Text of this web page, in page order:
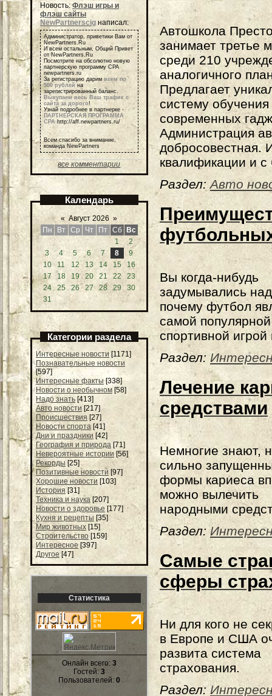
Новость:Флэш игры и
флэш сайты
NewPartnerscig написал:
Администратор, приветики Вам от
NewPartners.Ru
И всем остальным, Общий Привет
от NewPartners.Ru
Посмотрите на обсолютно новую
партнерскую программу СРА
newpartners.ru
За регистрацию дарим всем по
500 рублей на
зарегистрированный баланс.
Выкупаем весь Ваш трафик с
сайта за дорого!
Узнай подробнее в партнерке -
ПАРТНЕРСКАЯ ПРОГРАММА
СРАhttp://aff.newpartners.ru/
Всем спасибо за внимание,
команда NewPartners
все комментарии
Календарь
« Август 2026 »
Пн
Вт Ср Чт Пт Сб Вс
1
2
3
4 5 6 7 8
9
10
11 12 13 14 15
16
17
18 19 20 21 22
23
24
25 26 27 28 29
30
31
Категории раздела
Интересные новости [1171]
Познавательные новости
[597]
Интересные факты [338]
Новости о необычном [58]
Надо знать [413]
Авто новости [217]
Происшествия [27]
Новости спорта [41]
Дни и праздники [42]
География и природа [71]
Невероятные истории [56]
Рекорды [25]
Позитивные новости [97]
Хорошие новости [103]
История [31]
Техника и наука [207]
Новости о здоровье [177]
Кухня и рецепты [35]
Мир животных [15]
Строительство [159]
Интересное [397]
Другое [47]
Статистика
Онлайн всего: 3
Гостей: 3
Пользователей: 0
Автошкола
занимает третье
среди 210
аналогичного
Предлагает
систему
современных
Администрация
добросовестная.
квалификации и
Раздел: Авто
Вы когда-нибудь
задумывались
почему футбол
самой популярной
спортивной
Раздел:
Лечение
средствами
Немногие знают,
сильно
формы кариеса
можно вылечить
народными
Раздел:
Самые
сферы
Ни для кого не
в Европе и США
развита система
страхования.
Раздел: